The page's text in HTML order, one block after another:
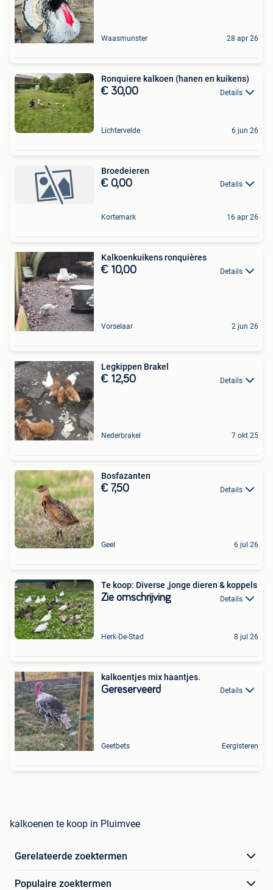
Waasmunster 28 apr 26
Ronquiere kalkoen (hanen en kuikens)
€ 30,00 Details
Lichtervelde 6 jun 26
Broedeieren
€ 0,00 Details
Kortemark 16 apr 26
Kalkoenkuikens ronquières
€ 10,00 Details
Vorselaar 2 jun 26
Legkippen Brakel
€ 12,50 Details
Nederbrakel 7 okt 25
Bosfazanten
€ 7,50 Details
Geel 6 jul 26
Te koop: Diverse ,jonge dieren & koppels
Zie omschrijving Details
Herk-De-Stad 8 jul 26
kalkoentjes mix haantjes.
Gereserveerd Details
Geetbets Eergisteren
kalkoenen te koop in Pluimvee
Gerelateerde zoektermen
Populaire zoektermen